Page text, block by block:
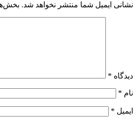
نشانی ایمیل شما منتشر نخواهد شد.
دیدگاه *
نام *
ایمیل *